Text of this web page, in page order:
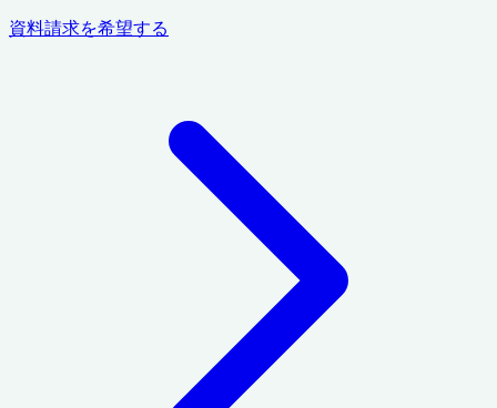
資料請求を希望する